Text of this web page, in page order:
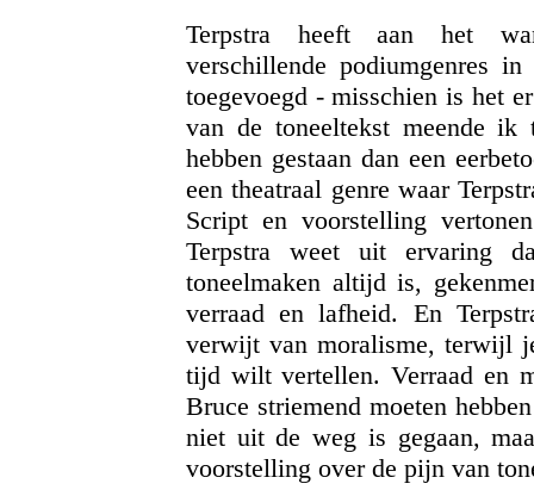
Terpstra heeft aan het
verschillende podiumgenres
toegevoegd - misschien is het
van de toneeltekst meende
hebben gestaan dan een
een theatraal genre waar
Script en voorstelling
Terpstra weet uit ervaring
toneelmaken altijd is,
verraad en lafheid. En
verwijt van moralisme, terwijl
tijd wilt vertellen. Verraad en
Bruce striemend moeten
niet uit de weg is gegaan,
voorstelling over de pijn van